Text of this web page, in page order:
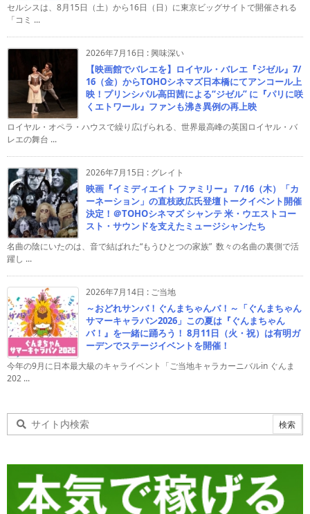
セルシスは、8月15日（土）から16日（日）に東京ビッグサイトで開催される
「コミ ...
2026年7月16日 :興味深い
【映画館でバレエを】ロイヤル・バレエ『ジゼル』7/
16（金）からTOHOシネマズ日本橋にてアンコール上
映！プリンシパル高田茜による“ジゼル” に『パリに咲
くエトワール』ファンも沸き異例の再上映
ロイヤル・オペラ・ハウスで繰り広げられる、世界最高峰の英国ロイヤル・バ
レエの舞台 ...
2026年7月15日 : グレイト
映画『イミディエイト ファミリー』７/16（木）「カ
ーネーション」の直枝政広氏登壇トークイベント開催
決定！＠TOHOシネマズ シャンテ 米・ウエストコー
スト・サウンドを支えたミュージシャンたち
名曲の陰にいたのは、音で結ばれた“もうひとつの家族” 数々の名曲の裏側で活
躍し ...
2026年7月14日 : ご当地
～おどれサンバ！ぐんまちゃんバ！～「ぐんまちゃん
サマーキャラバン2026」この夏は『ぐんまちゃん
バ！』を一緒に踊ろう！ 8月11日（火・祝）は有明ガ
ーデンでステージイベントを開催！
今年の9月に日本最大級のキャライベント「ご当地キャラカーニバルin ぐんま
202 ...